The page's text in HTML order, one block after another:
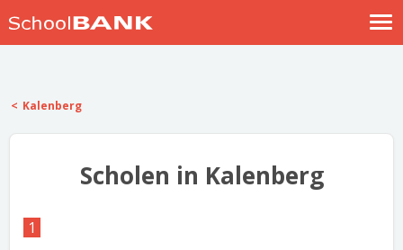
Help
Kalenberg
Scholen in Kalenberg
1